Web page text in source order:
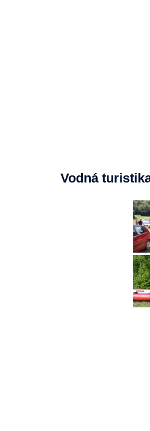
Vodná